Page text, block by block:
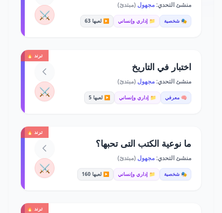
منشئ التحدي:مجهول (مبتدئ)
🎭 شخصية 📁 إداري وإنساني ▶️ لعبها 63 ⚔️
ترند 🔥
اختبار في التاريخ
منشئ التحدي:مجهول (مبتدئ)
🧠 معرفي 📁 إداري وإنساني ▶️ لعبها 5 ⚔️
ترند 🔥
ما نوعية الكتب التى تحبها؟
منشئ التحدي:مجهول (مبتدئ)
🎭 شخصية 📁 إداري وإنساني ▶️ لعبها 160 ⚔️
ترند 🔥